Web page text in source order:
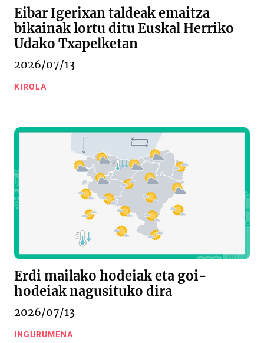
Eibar Igerixan taldeak emaitza
bikainak lortu ditu Euskal Herriko
Udako Txapelketan
2026/07/13
KIROLA
Erdi mailako hodeiak eta goi-
hodeiak nagusituko dira
2026/07/13
INGURUMENA